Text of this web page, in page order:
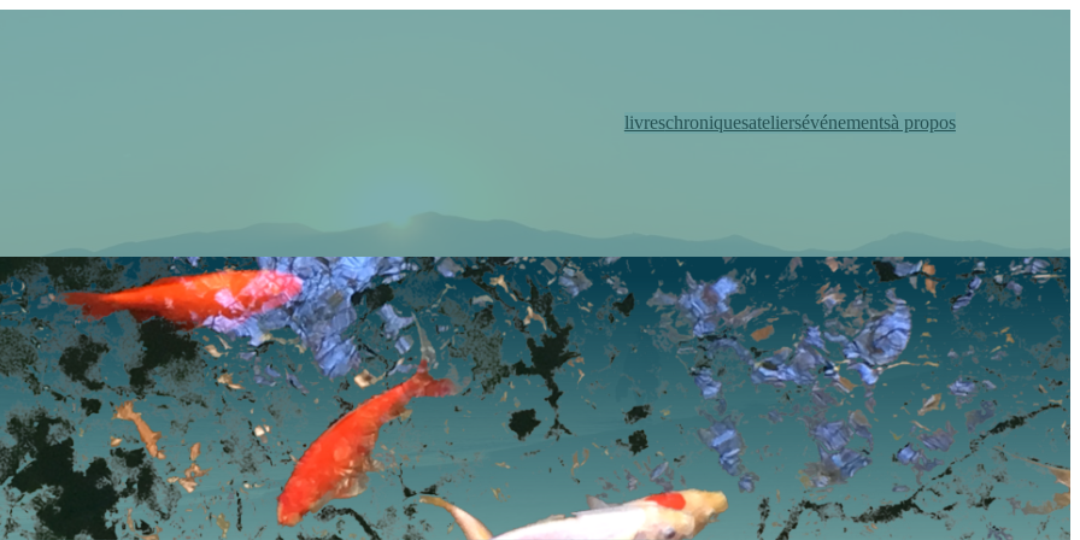
livreschroniquesateliersévénementsà propos